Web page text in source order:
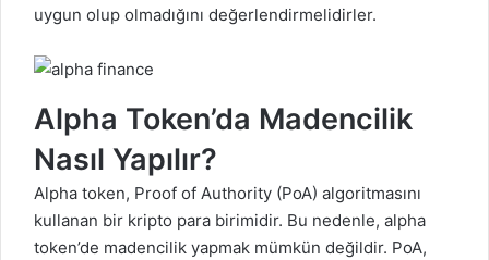
uygun olup olmadığını değerlendirmelidirler.
Alpha Token’da Madencilik
Nasıl Yapılır?
Alpha token, Proof of Authority (PoA) algoritmasını
kullanan bir kripto para birimidir. Bu nedenle, alpha
token’de madencilik yapmak mümkün değildir. PoA,